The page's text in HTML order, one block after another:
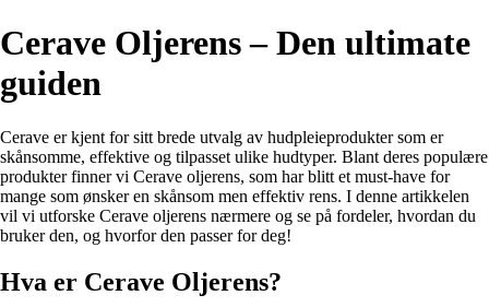
Cerave Oljerens – Den ultimate
guiden
Cerave er kjent for sitt brede utvalg av hudpleieprodukter som er
skånsomme, effektive og tilpasset ulike hudtyper. Blant deres populære
produkter finner vi Cerave oljerens, som har blitt et must-have for
mange som ønsker en skånsom men effektiv rens. I denne artikkelen
vil vi utforske Cerave oljerens nærmere og se på fordeler, hvordan du
bruker den, og hvorfor den passer for deg!
Hva er Cerave Oljerens?